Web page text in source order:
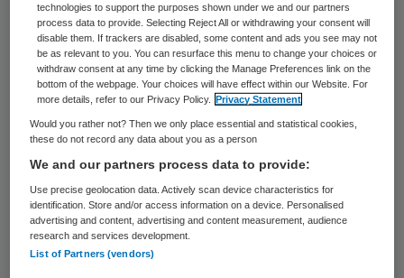
Op de site
www.dokterbonnetsteunbetuigingen.nl
hebben inmiddels zeven (oud-) patiënten
hun tevredenheid over de huisarts geuit.
Een briefje op de deur van de praktijk
vermeldde het bestaan van de site, weet
Omroep Brabant.
Sluiting praktijk
technologies to support the purposes shown under we and our partners
process data to provide. Selecting Reject All or withdrawing your consent will
disable them. If trackers are disabled, some content and ads you see may not
be as relevant to you. You can resurface this menu to change your choices or
withdraw consent at any time by clicking the Manage Preferences link on the
bottom of the webpage. Your choices will have effect within our Website. For
more details, refer to our Privacy Policy.
Privacy Statement
Would you rather not? Then we only place essential and statistical cookies,
these do not record any data about you as a person
We and our partners process data to provide:
Use precise geolocation data. Actively scan device characteristics for
identification. Store and/or access information on a device. Personalised
advertising and content, advertising and content measurement, audience
research and services development.
List of Partners (vendors)